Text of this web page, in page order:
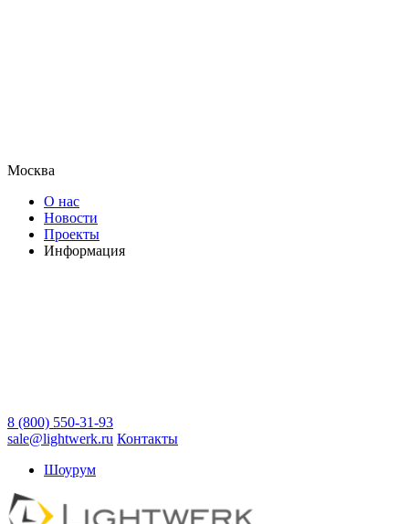
Москва
О нас
Новости
Проекты
Информация
8 (800) 550-31-93
sale@lightwerk.ru Контакты
Шоурум